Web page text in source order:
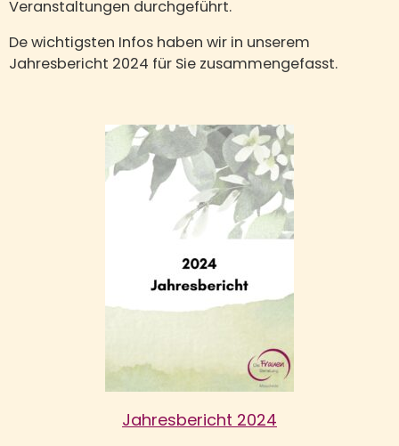
Veranstaltungen durchgeführt.
De wichtigsten Infos haben wir in unserem
Jahresbericht 2024 für Sie zusammengefasst.
Jahresbericht 2024